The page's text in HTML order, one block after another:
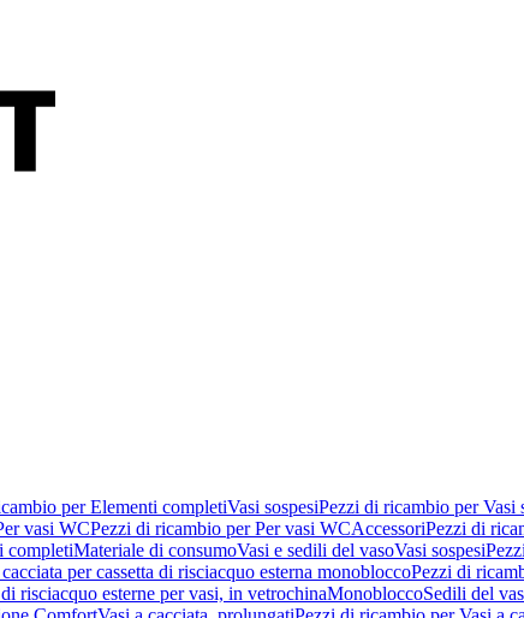
per Elementi completiVasi sospesiPezzi di ricambio per Vasi
vasi WCPezzi di ricambio per Per vasi WCAccessoriPezzi di
completiMateriale di consumoVasi e sedili del vasoVasi sospesi
per cassetta di risciacquo esterna monobloccoPezzi di
risciacquo esterne per vasi, in vetrochinaMonobloccoSedili del